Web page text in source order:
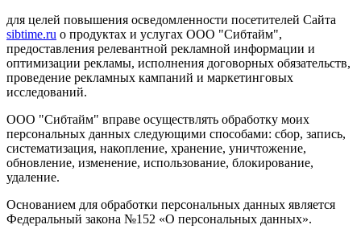
для целей повышения осведомленности посетителей Сайта
sibtime.ru о продуктах и услугах ООО "Сибтайм",
предоставления релевантной рекламной информации и
оптимизации рекламы, исполнения договорных обязательств,
проведение рекламных кампаний и маркетинговых
исследований.
ООО "Сибтайм" вправе осуществлять обработку моих
персональных данных следующими способами: сбор, запись,
систематизация, накопление, хранение, уничтожение,
обновление, изменение, использование, блокирование,
удаление.
Основанием для обработки персональных данных является
Федеральный закона №152 «О персональных данных».